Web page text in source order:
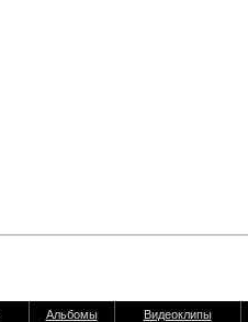
Альбомы
Видеоклипы